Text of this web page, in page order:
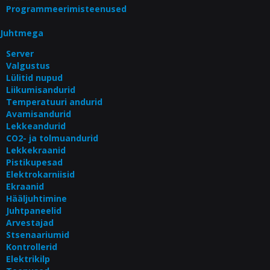
Programmeerimisteenused
Juhtmega
Server
Valgustus
Lülitid nupud
Liikumisandurid
Temperatuuri andurid
Avamisandurid
Lekkeandurid
CO2- ja tolmuandurid
Lekkekraanid
Pistikupesad
Elektrokarniisid
Ekraanid
Hääljuhtimine
Juhtpaneelid
Arvestajad
Stsenaariumid
Kontrollerid
Elektrikilp